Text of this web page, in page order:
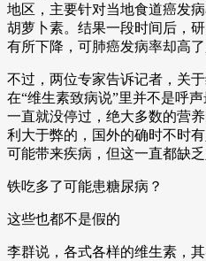
地区，主要针对当地食道癌发
胡萝卜素。结果一段时间后，
有所下降，可肺癌发病率却高
不过，两位专家告诉记者，关
在“维生素致病说”里并不是呼
一直就没停过，绝大多数的营
利大于弊的，国外的确时不时
可能带来疾病，但这一直都缺乏
铁吃多了可能患糖尿病？
这些也都不是假的
李群说，各式各样的维生素，